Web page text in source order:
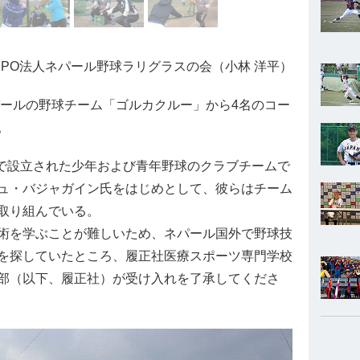
法人ネパール野球ラリグラスの会（小林 洋平）
の野球チーム「ゴルカクルー」から4名のコー
立された少年および青年野球のクラブチームで
・バジャガイン氏をはじめとして、彼らはチーム
り組んでいる。
学ぶことが難しいため、ネパール国外で野球技
探していたところ、履正社医療スポーツ専門学校
（以下、履正社）が受け入れを了承してくださ